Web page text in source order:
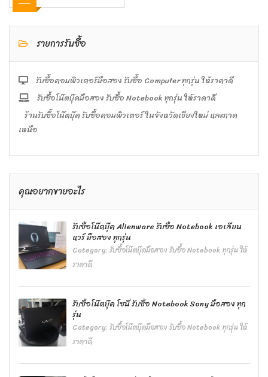
รายการรับซื้อ
รับซื้อคอมพิวเตอร์มือสอง รับซื้อ Computer ทุกรุ่น ให้ราคาดี
รับซื้อโน๊ตบุ๊คมือสอง รับซื้อ Notebook ทุกรุ่น ให้ราคาดี
ร้านรับซื้อโน๊ตบุ๊ค รับซื้อคอมพิวเตอร์ ในจังหวัดเชียงใหม่ และภาค
เหนือ
คุณอยากขายอะไร
รับซื้อโน๊ตบุ๊ค Alienware รับซื้อ Notebook เอเลียน
แวร์ มือสอง ทุกรุ่น
Category:รับซื้อโน๊ตบุ๊คมือสอง รับซื้อ Notebook ทุกรุ่น ให้
ราคาดี
รับซื้อโน๊ตบุ๊ค โซนี่ รับซื้อ Notebook Sony มือสอง ทุก
รุ่น
Category:รับซื้อโน๊ตบุ๊คมือสอง รับซื้อ Notebook ทุกรุ่น ให้
ราคาดี